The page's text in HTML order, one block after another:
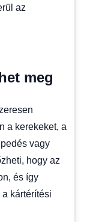
az
meg
a kerekeket, a
vagy
hogy az
és így
kártérítési